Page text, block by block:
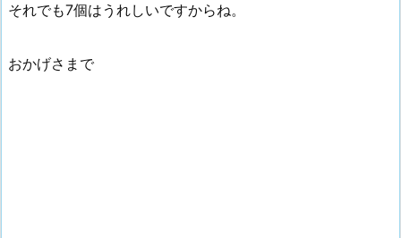
それでも7個はうれしいですからね。
おかげさまで